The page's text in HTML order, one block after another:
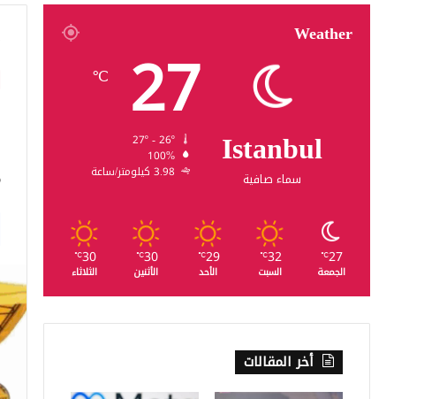
Weather
Istanbul
سماء صافية
27
℃
100%
3.98 كيلومتر/ساعة
27
℃
الجمعة
32
℃
السبت
29
℃
الأحد
30
℃
الأثنين
30
℃
الثلاثاء
أخر المقالات